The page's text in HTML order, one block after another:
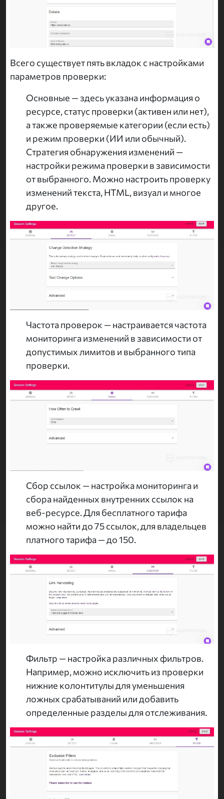
Всего существует пять вкладок с настройками
параметров проверки:
Основные — здесь указана информация о
ресурсе, статус проверки (активен или нет),
а также проверяемые категории (если есть)
и режим проверки (ИИ или обычный).
Стратегия обнаружения изменений —
настройки режима проверки в зависимости
от выбранного. Можно настроить проверку
изменений текста, HTML, визуал и многое
другое.
Частота проверок — настраивается частота
мониторинга изменений в зависимости от
допустимых лимитов и выбранного типа
проверки.
Сбор ссылок — настройка мониторинга и
сбора найденных внутренних ссылок на
веб-ресурсе. Для бесплатного тарифа
можно найти до 75 ссылок, для владельцев
платного тарифа — до 150.
Фильтр — настройка различных фильтров.
Например, можно исключить из проверки
нижние колонтитулы для уменьшения
ложных срабатываний или добавить
определенные разделы для отслеживания.